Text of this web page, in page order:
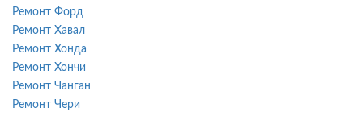
Ремонт Форд
Ремонт Хавал
Ремонт Хонда
Ремонт Хончи
Ремонт Чанган
Ремонт Чери